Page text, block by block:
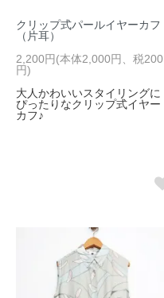
クリップ式パールイヤーカフ
（片耳）
2,200円(本体2,000円、税200
円)
大人かわいいスタイリングに
ぴったりなクリップ式イヤー
カフ♪